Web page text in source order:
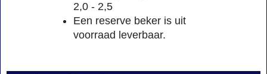
2,0 - 2,5
Een reserve beker is uit
voorraad leverbaar.